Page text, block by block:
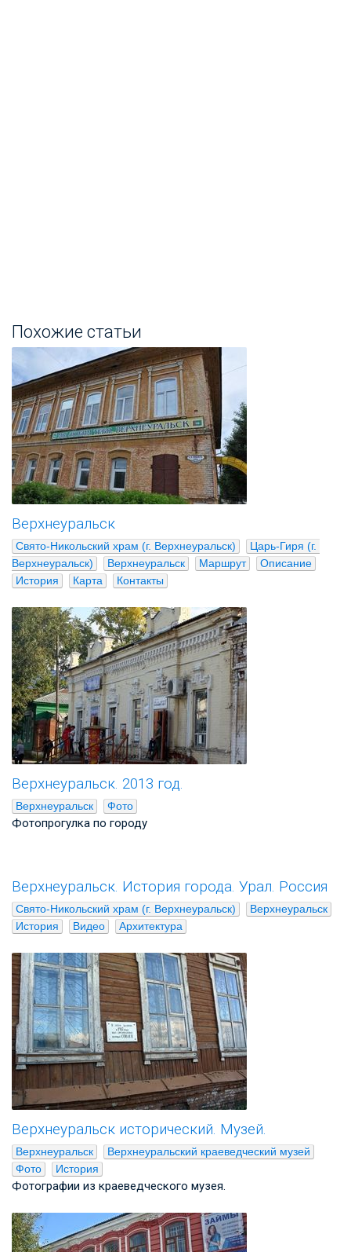
Похожие статьи
Верхнеуральск
Свято-Никольский храм (г. Верхнеуральск)
Царь-Гиря (г.
Верхнеуральск)
Верхнеуральск Маршрут
Описание
История
Карта Контакты
Верхнеуральск. 2013 год.
Верхнеуральск Фото
Фотопрогулка по городу
Верхнеуральск. История города. Урал. Россия
Свято-Никольский храм (г. Верхнеуральск)
Верхнеуральск
История
Видео Архитектура
Верхнеуральск исторический. Музей.
Верхнеуральск
Верхнеуральский краеведческий музей
Фото
История
Фотографии из краеведческого музея.